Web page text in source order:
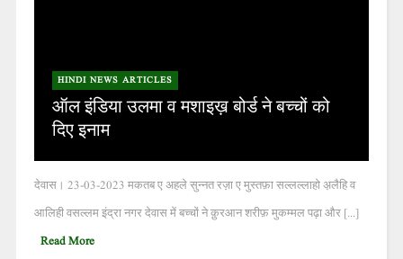
HINDI NEWS ARTICLES
ऑल इंडिया उलमा व मशाइख़ बोर्ड ने बच्चों को
दिए इनाम
देवास। 23-03-2023 मकतब ए अहले सुन्नत रज़ा ए मुस्तफ़ा सल्लल्लाहो अ़लैहि व
आलिही वसल्लम इंद्रा नगर देवास में बच्चों ने क़ुरआन शरीफ़ मुकम्मल पढ़ा और [...]
Read More